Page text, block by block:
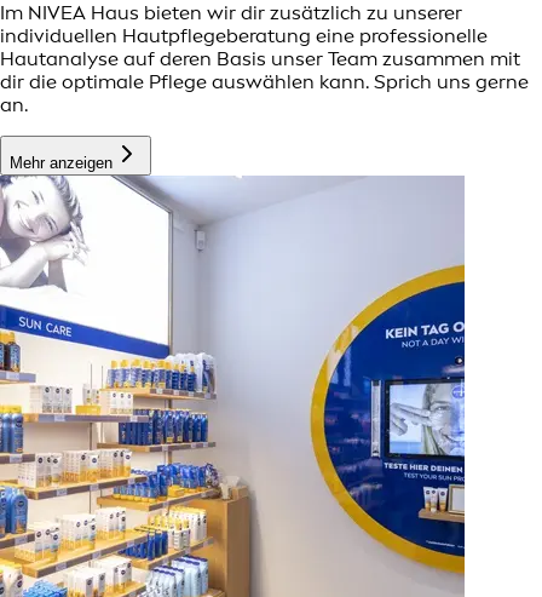
Im NIVEA Haus bieten wir dir zusätzlich zu unserer
individuellen Hautpflegeberatung eine professionelle
Hautanalyse auf deren Basis unser Team zusammen mit
dir die optimale Pflege auswählen kann. Sprich uns gerne
an.
Mehr anzeigen